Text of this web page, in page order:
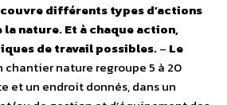
différents types d’actions
nature. Et à chaque action,
de travail possibles.– Le
chantier nature regroupe 5 à 20
et un endroit donnés, dans un